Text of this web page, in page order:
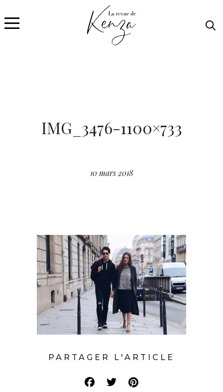
IMG_3476-1100×733
10 mars 2018
PARTAGER L'ARTICLE